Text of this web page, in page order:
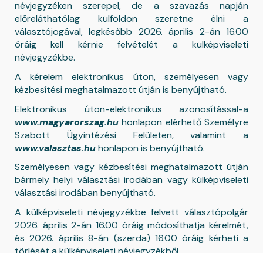
névjegyzéken szerepel, de a szavazás napján
előreláthatólag külföldön szeretne élni a
választójogával, legkésőbb 2026. április 2-án 16.00
óráig kell kérnie felvételét a külképviseleti
névjegyzékbe.
A kérelem elektronikus úton, személyesen vagy
kézbesítési meghatalmazott útján is benyújtható.
Elektronikus úton-elektronikus azonosítással-a
www.magyarorszag.hu honlapon elérhető Személyre
Szabott Ügyintézési Felületen, valamint a
www.valasztas.huhonlapon is benyújtható.
Személyesen vagy kézbesítési meghatalmazott útján
bármely helyi választási irodában vagy külképviseleti
választási irodában benyújtható.
A külképviseleti névjegyzékbe felvett választópolgár
2026. április 2-án 16.00 óráig módosíthatja kérelmét,
és 2026. április 8-án (szerda) 16.00 óráig kérheti a